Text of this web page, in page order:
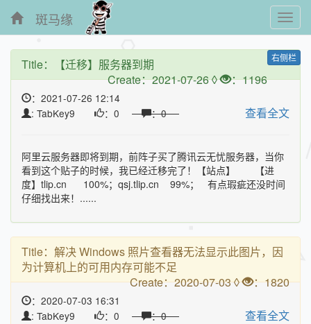
斑马缘
右侧栏
Title：
【迁移】服务器到期
Create：2021-07-26 ◊
：1196
：2021-07-26 12:14
: TabKey9
：0 ：0 查看全文
阿里云服务器即将到期，前阵子买了腾讯云无忧服务器，当你
看到这个贴子的时候，我已经迁移完了！【站点】 【进
度】tlip.cn 100%；qsj.tlip.cn 99%； 有点瑕疵还没时间
仔细找出来！......
Title： 解决 Windows 照片查看器无法显示此图片，因
为计算机上的可用内存可能不足
Create：2020-07-03 ◊
：1820
：2020-07-03 16:31
: TabKey9
：0 ：0 查看全文